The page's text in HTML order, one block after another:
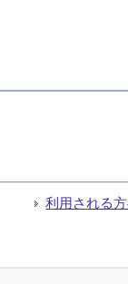
利用される